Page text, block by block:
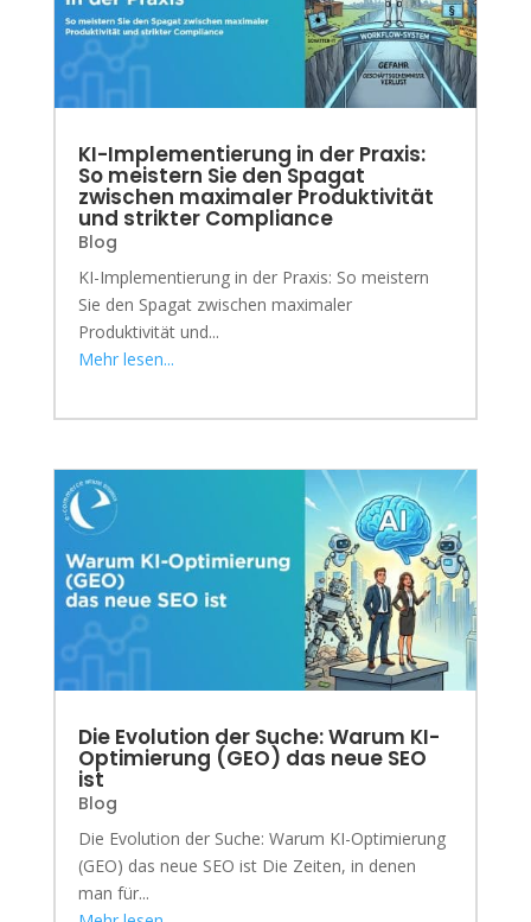
KI-Implementierung in der Praxis:
So meistern Sie den Spagat
zwischen maximaler Produktivität
und strikter Compliance
Blog
KI-Implementierung in der Praxis: So meistern
Sie den Spagat zwischen maximaler
Produktivität und...
Mehr lesen...
Die Evolution der Suche: Warum KI-
Optimierung (GEO) das neue SEO
ist
Blog
Die Evolution der Suche: Warum KI-Optimierung
(GEO) das neue SEO ist Die Zeiten, in denen
man für...